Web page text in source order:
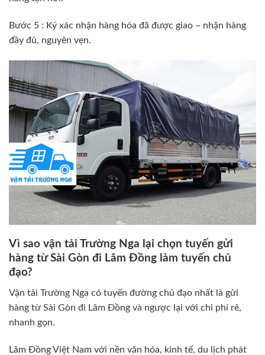
Bước 5 : Ký xác nhận hàng hóa đã được giao – nhận hàng
đầy đủ, nguyên vẹn.
Vì sao vận tải Trường Nga lại chọn tuyến gửi
hàng từ Sài Gòn đi Lâm Đồng làm tuyến chủ
đạo?
Vận tải Trường Nga có tuyến đường chủ đạo nhất là gửi
hàng từ Sài Gòn đi Lâm Đồng và ngược lại với chi phí rẻ,
nhanh gọn.
Lâm Đồng Việt Nam với nền văn hóa, kinh tế, du lịch phát